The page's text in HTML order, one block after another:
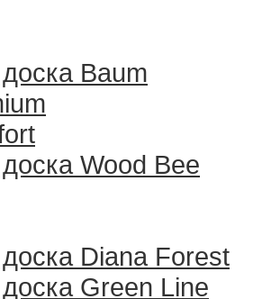
Baum
Wood Bee
Diana Forest
Green Line